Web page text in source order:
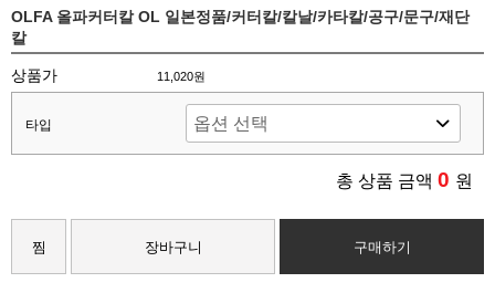
OLFA 올파커터칼 OL 일본정품/커터칼/칼날/카타칼/공구/문구/재단
칼
상품가 11,020원
타입
총 상품 금액 0 원
찜 장바구니 구매하기